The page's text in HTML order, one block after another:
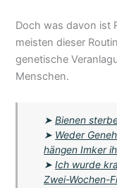
Doch was davon ist
meisten dieser
genetische
Menschen.
➤Bienen
➤ Weder
hängen Imker
➤Ich wurde
Zwei-Wochen-